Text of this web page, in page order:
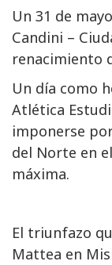
Un 31 de
Candini –
renacimiento
Un día como
Atlética
imponerse
del Norte en
máxima.
El triunfazo
Mattea en